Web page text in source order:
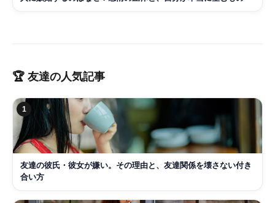
🏆 友達の人気記事
1
友達の彼氏・彼女が嫌い。その理由と、友達関係を壊さない付き
合い方